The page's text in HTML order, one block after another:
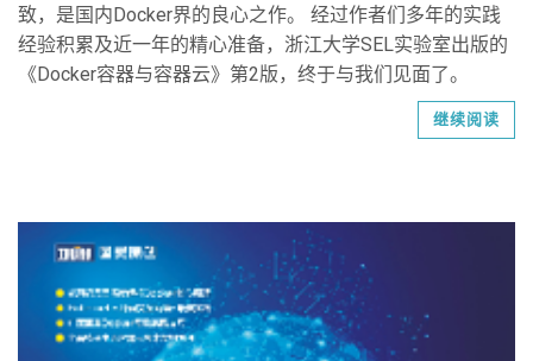
致，是国内Docker界的良心之作。 经过作者们多年的实践
经验积累及近一年的精心准备，浙江大学SEL实验室出版的
《Docker容器与容器云》第2版，终于与我们见面了。
继续阅读